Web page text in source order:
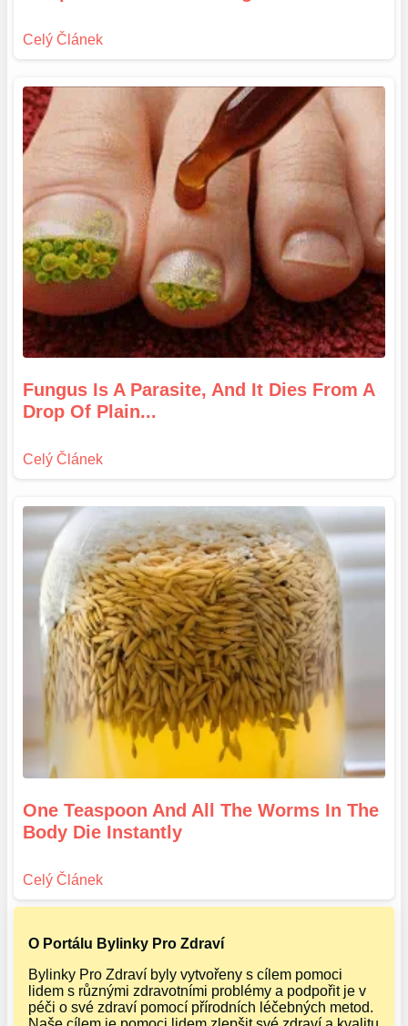
Fungus Is A Parasite, And It Dies From A
Drop Of Plain...
One Teaspoon And All The Worms In The
Body Die Instantly
O Portálu Bylinky Pro Zdraví
Bylinky Pro Zdraví byly vytvořeny s cílem pomoci
lidem s různými zdravotními problémy a podpořit je v
péči o své zdraví pomocí přírodních léčebných metod.